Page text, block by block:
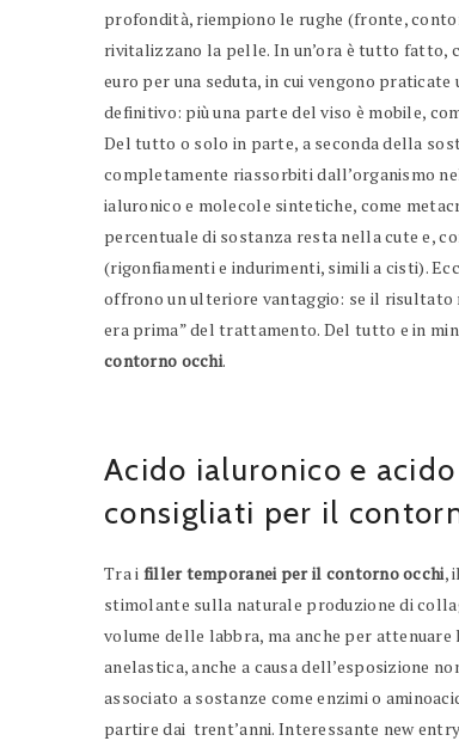
profondità, riempiono le rughe (fronte,
rivitalizzano la pelle. In un’ora è tutto fatto,
euro per una seduta, in cui vengono
definitivo: più una parte del viso è mobile,
Del tutto o solo in parte, a seconda della
completamente riassorbiti dall’organismo
ialuronico e molecole sintetiche, come
percentuale di sostanza resta nella cute e,
(rigonfiamenti e indurimenti, simili a cisti).
offrono un ulteriore vantaggio: se il risultato
era prima” del trattamento. Del tutto e in
contorno occhi.
Acido ialuronico e
consigliati per il
Tra i filler temporanei per il contorno occhi,
stimolante sulla naturale produzione di
volume delle labbra, ma anche per attenuare
anelastica, anche a causa dell’esposizione
associato a sostanze come enzimi o
partire dai trent’anni. Interessante new